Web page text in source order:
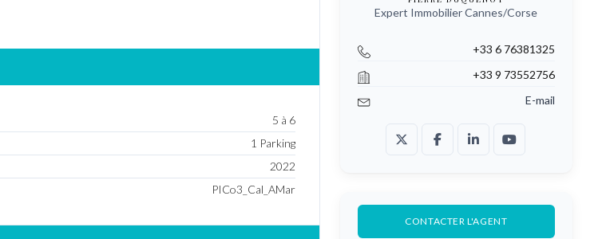
5 à 6
1 Parking
2022
PICo3_Cal_AMar
Expert Immobilier Cannes/Corse
+33 6 76381325
+33 9 73552756
E-mail
CONTACTER L'AGENT